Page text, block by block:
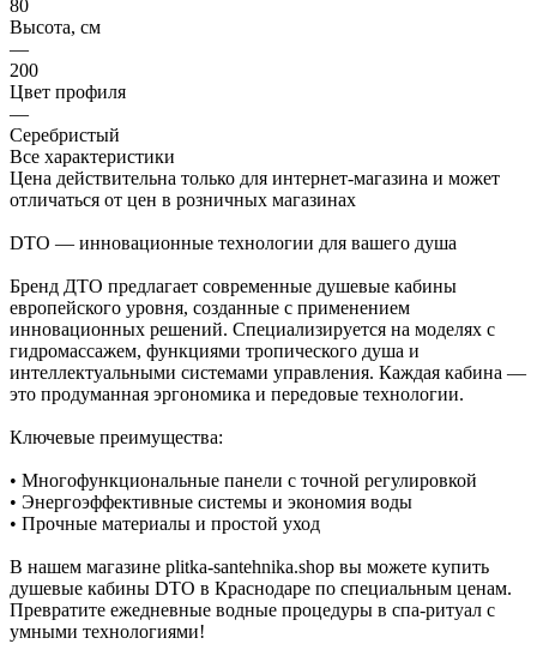
80
Высота, см
—
200
Цвет профиля
—
Серебристый
Все характеристики
Цена действительна только для интернет-магазина и может
отличаться от цен в розничных магазинах
DTO — инновационные технологии для вашего душа
Бренд ДТО предлагает современные душевые кабины
европейского уровня, созданные с применением
инновационных решений. Специализируется на моделях с
гидромассажем, функциями тропического душа и
интеллектуальными системами управления. Каждая кабина —
это продуманная эргономика и передовые технологии.
Ключевые преимущества:
• Многофункциональные панели с точной регулировкой
• Энергоэффективные системы и экономия воды
• Прочные материалы и простой уход
В нашем магазине plitka-santehnika.shop вы можете купить
душевые кабины DTO в Краснодаре по специальным ценам.
Превратите ежедневные водные процедуры в спа-ритуал с
умными технологиями!